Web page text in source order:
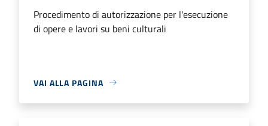
Procedimento di autorizzazione per l'esecuzione
di opere e lavori su beni culturali
VAI ALLA PAGINA